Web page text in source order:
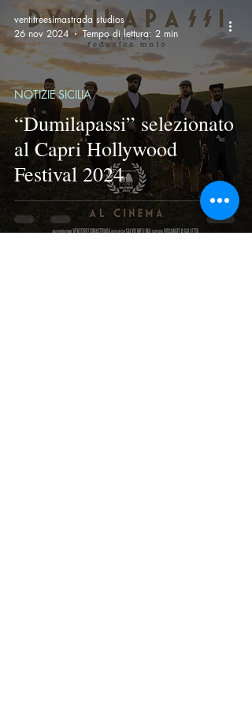
nuovi partner
“Dumilapassi” selezionato
al Capri Hollywood
Festival 2024
NOTIZIE SICILIA
ventitreesimastrada studios
26 nov 2024
Tempo di lettura: 2 min